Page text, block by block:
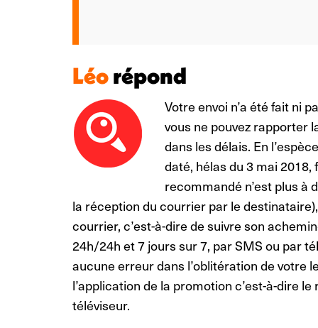
Léorépond
Votre envoi n’a été fait ni
vous ne pouvez rapporter
dans les délais. En
daté, hélas du 3 mai
recommandé n’est plus à
la réception du courrier par le
courrier, c’est-à-dire de suivre son
24h/24h et 7 jours sur 7, par SMS ou par
aucune erreur dans l’oblitération de votre
l’application de la promotion c’est-à-dire
téléviseur.